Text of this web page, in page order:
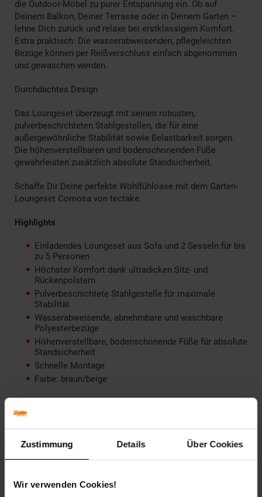
Zustimmung Details Über Cookies
Wir verwenden Cookies!
die Outdoor-Möbel zu purer Entspannung ein. Ob auf
Deinem Balkon, Deiner Terrasse oder in Deinem Garten –
lehne Dich zurück und relaxe bei erstklassigem Komfort.
Extra praktisch: Die wasserabweisenden, pflegeleichten
Bezüge können per Reißverschluss einfach abgenommen
und gewaschen werden.
Durchdachtes Design
Das Loungeset überzeugt mit seinen robusten,
pulverbeschichteten Stahlgestellen, die für eine
außergewöhnliche Stabilität sowie Belastbarkeit sorgen.
Die höhenverstellbaren und bodenschonenden Füße
gewährleisten zusätzlich absolute Standsicherheit.
Schaffe Dir Deine perfekte Wohlfühloase mit dem Garten-
Loungeset Comosa von tectake.
Highlights
Einladendes Loungeset aus Sofa und 2 Sesseln für bis
zu 5 Personen
Höchster Komfort dank ultradicken Sitz- und
Rückenpolstern
Pulverbeschichtete Stahlgestelle für maximale
Stabilität
Wasserabweisende, abnehmbare und waschbare
Polyesterbezüge
Höhenverstellbare, bodenschonende Füße für absolute
Standsicherheit
Schnelle Montage
Farbe: braun/beige
Sofa
Totalmaße (BxTxH): ca. 210 x 78 x 85 cm
Höhe der Armlehnen über dem Boden: ca. 63,5 cm